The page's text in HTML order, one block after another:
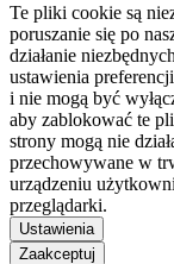
Te pliki cookie są
poruszanie się po
działanie
ustawienia
i nie mogą być
aby zablokować te
strony mogą nie
przechowywane w
urządzeniu
przeglądarki.
Ustawienia
Zaakceptuj